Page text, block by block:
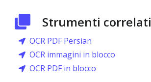
Strumenti correlati
OCR PDF Persian
OCR immagini in blocco
OCR PDF in blocco